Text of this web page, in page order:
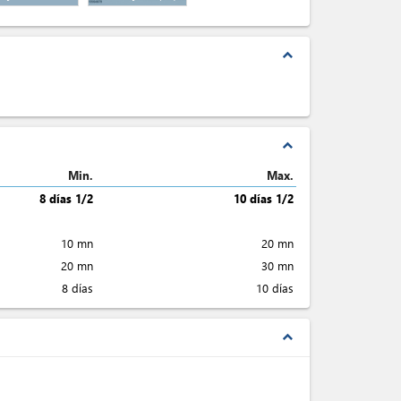
expand_less
expand_less
Min.
Max.
8 días 1/2
10 días 1/2
10 mn
20 mn
20 mn
30 mn
8 días 10 días
expand_less